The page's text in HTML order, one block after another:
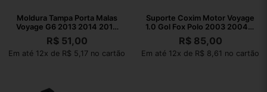
Moldura Tampa Porta Malas
Voyage G6 2013 2014 2015
2016
R$51,00
Em até 12x de R$ 5,17 no cartão
Suporte Coxim Motor Voyage
1.0 Gol Fox Polo 2003 2004 A
2021
R$85,00
Em até 12x de R$ 8,61 no cartão